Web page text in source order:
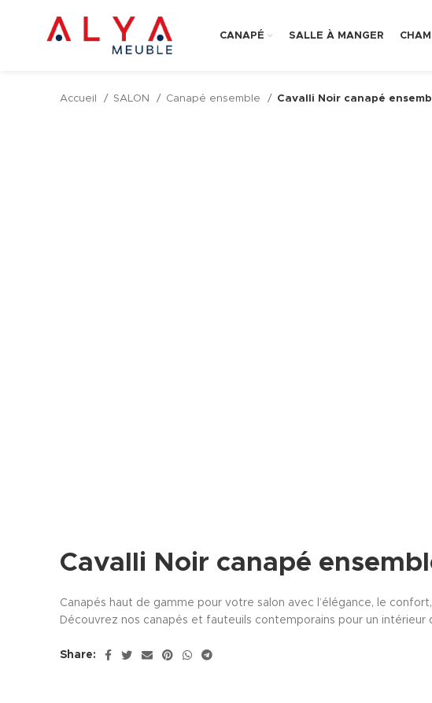
CANAPÉ SALLE À MANGER
Accueil SALON Canapé ensemble Cavalli Noir canapé
Cavalli Noir canapé
Canapés haut de gamme pour votre salon avec l’élégance, le
Découvrez nos canapés et fauteuils contemporains pour un intérieur
Share: